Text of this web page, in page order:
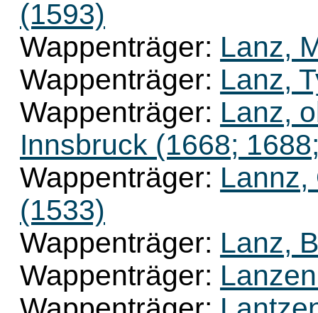
(1593)
Wappenträger: Lanz,
Wappenträger: Lanz,
Wappenträger: Lanz,
Innsbruck (1668;
Wappenträger: Lannz,
(1533)
Wappenträger: Lanz,
Wappenträger: